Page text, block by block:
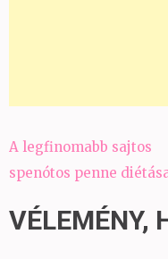
Bejegyzés
navigáció
A legfinomabb sajtos
spenótos penne
VÉLEMÉNY,